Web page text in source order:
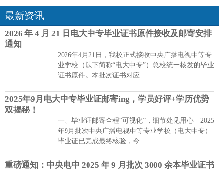
最新资讯
2026 年 4 月 21 日电大中专毕业证书原件接收及邮寄安排
通知
2026年4月21日，我校正式接收中央广播电视中等专
业学校（以下简称“电大中专”）总校统一核发的毕业
证书原件。本批次证书对应..
2025年9月电大中专毕业证邮寄ing，学员好评+学历优势
双揭秘！
一、毕业证邮寄全程“可视化”，细节处见用心！2025
年9月批次中央广播电视中等专业学校（电大中专）
毕业证已完成最终核验，今..
重磅通知：中央电中 2025 年 9 月批次 3000 余本毕业证书